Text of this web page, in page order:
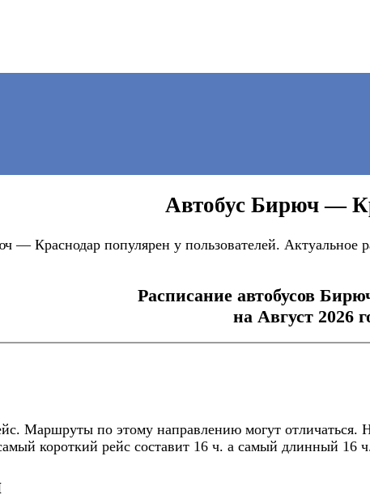
Автобус Бирюч —
— Краснодар популярен у пользователей. Актуальное
Расписание автобусов
на Август 2026
Маршруты по этому направлению могут отличаться.
короткий рейс составит 16 ч. а самый длинный 16